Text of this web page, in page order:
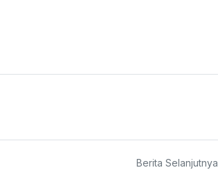
Berita Selanjutnya